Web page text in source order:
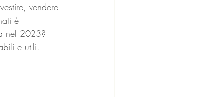
vendere
è
nel 2023?
e utili.